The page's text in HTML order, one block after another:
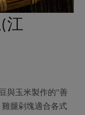
江
與玉米製作的"善
腿剁塊適合各式